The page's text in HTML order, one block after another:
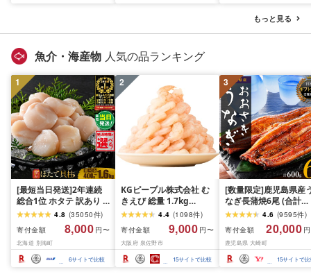
もっと見る
魚介・海産物 人気の品ランキング
1
[最短当日発送]2年連続
総合1位 ホタテ 訳あり (
ふるさと納税 ほたて ふ
るさと納税 訳あり 帆立
ふるさと わけあり ホタ
テ貝柱 貝 人気 不揃い 刺
身 規格外 魚介 ランキン
グ 海鮮 冷凍 発送時期が
4.8 (35050件)
寄付金額
8,000 円〜
北海道 別海町
6サイトで比較
2
KGピープル株式会社 む
きえび 総量 1.7kg
(850g×2P) 特大 5Lサイ
ズ バナメイエビ バラ凍
結 下処理不要 サイズ不
揃い 訳あり
4.4 (1098件)
寄付金額
9,000 円〜
大阪府 泉佐野市
15サイトで比較
3
[数量限定]鹿児島県産
なぎ長蒲焼6尾 (合計
600g以上)4.6 (9595件)
寄付金額
20,000
鹿児島県 大崎町
15サイトで